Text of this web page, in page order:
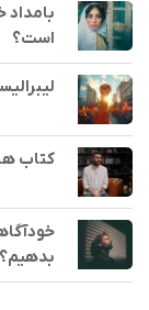
است؟
کتاب
بدهیم؟